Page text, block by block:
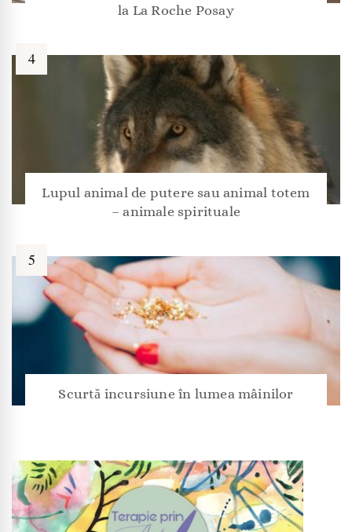
la La Roche Posay
Lupul animal de putere sau animal totem
– animale spirituale
Scurtă incursiune în lumea mâinilor